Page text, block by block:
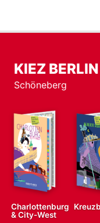
KIEZ
Schöneberg
Charlottenburg
& City-West